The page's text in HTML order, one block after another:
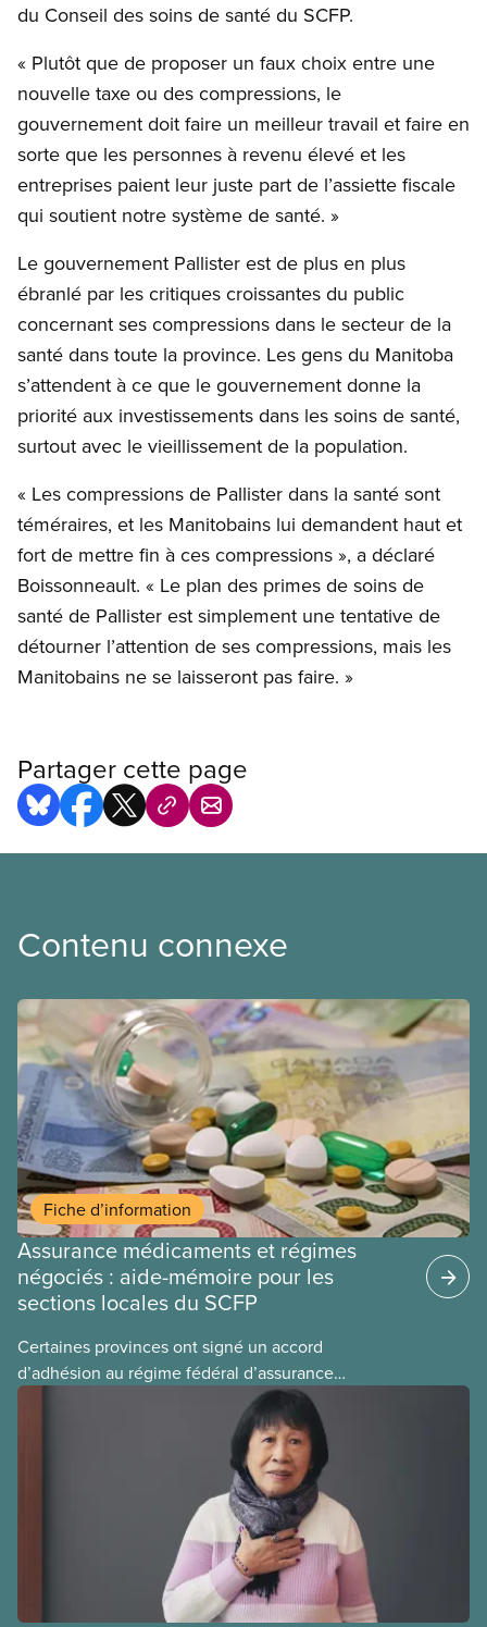
du Conseil des soins de santé du SCFP.
« Plutôt que de proposer un faux choix entre une
nouvelle taxe ou des compressions, le
gouvernement doit faire un meilleur travail et faire en
sorte que les personnes à revenu élevé et les
entreprises paient leur juste part de l’assiette fiscale
qui soutient notre système de santé. »
Le gouvernement Pallister est de plus en plus
ébranlé par les critiques croissantes du public
concernant ses compressions dans le secteur de la
santé dans toute la province. Les gens du Manitoba
s’attendent à ce que le gouvernement donne la
priorité aux investissements dans les soins de santé,
surtout avec le vieillissement de la population.
« Les compressions de Pallister dans la santé sont
téméraires, et les Manitobains lui demandent haut et
fort de mettre fin à ces compressions », a déclaré
Boissonneault. « Le plan des primes de soins de
santé de Pallister est simplement une tentative de
détourner l’attention de ses compressions, mais les
Manitobains ne se laisseront pas faire. »
Partager cette page
Contenu connexe
Fiche d’information
Assurance médicaments et régimes
négociés : aide-mémoire pour les
sections locales du SCFP
Certaines provinces ont signé un accord
d’adhésion au régime fédéral d’assurance
médicaments. Les sections locales du SCFP dans
ces provinces s’interrogent sur l’incidence que ce
régime pourrait avoir sur leurs avantages